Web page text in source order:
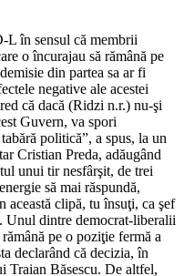
L în sensul că membrii
o încurajau să rămână pe
din partea sa ar fi
negative ale acestei
că dacă (Ridzi n.r.) nu-şi
Guvern, va spori
politică”, a spus, la un
Cristian Preda, adăugând
unui tir nesfârşit, de trei
să mai răspundă,
această clipă, tu însuţi, ca şef
Unul dintre democrat-liberalii
pe o poziţie fermă a
declarând că decizia, în
Traian Băsescu. De altfel,